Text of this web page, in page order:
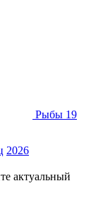
Рыбы 19
2026
актуальный